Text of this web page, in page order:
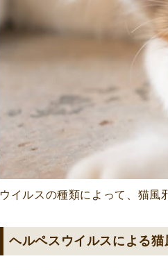
ウイルスの種類によって、猫風
ヘルペスウイルスによる猫